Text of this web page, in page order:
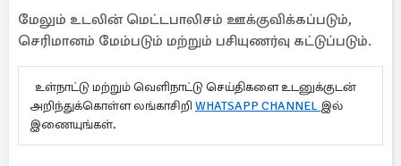
மேலும் உடலின் மெட்டபாலிசம் ஊக்குவிக்கப்படும்,
செரிமானம் மேம்படும் மற்றும் பசியுணர்வு கட்டுப்படும்.
உள்நாட்டு மற்றும் வெளிநாட்டு செய்திகளை உடனுக்குடன்
அறிந்துக்கொள்ள லங்காசிறி WHATSAPP CHANNEL இல்
இணையுங்கள்.